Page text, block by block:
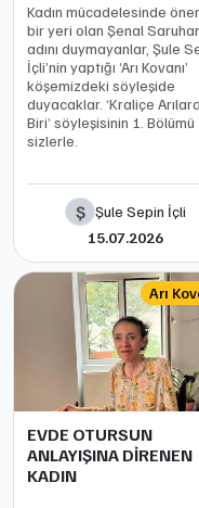
Kadın mücadelesinde
bir yeri olan Şenal
adını duymayanlar, Şule
İçli’nin yaptığı ‘Arı Kovanı’
köşemizdeki söyleşide
duyacaklar. ‘Kraliçe
Biri’ söyleşisinin 1. Bölümü
sizlerle.
Ş Şule Sepin İçli
15.07.2026
Arı
EVDE OTURSUN
ANLAYIŞINA DİRENEN
KADIN